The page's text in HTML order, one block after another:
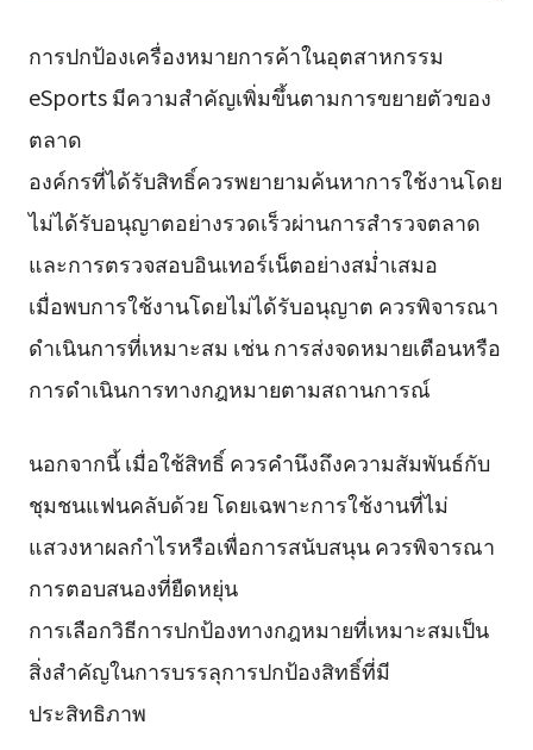
การปกป้องเครื่องหมายการค้าในอุตสาหกรรม
eSports มีความสำคัญเพิ่มขึ้นตามการขยายตัวของ
ตลาด
องค์กรที่ได้รับสิทธิ์ควรพยายามค้นหาการใช้งานโดย
ไม่ได้รับอนุญาตอย่างรวดเร็วผ่านการสำรวจตลาด
และการตรวจสอบอินเทอร์เน็ตอย่างสม่ำเสมอ
เมื่อพบการใช้งานโดยไม่ได้รับอนุญาต ควรพิจารณา
ดำเนินการที่เหมาะสม เช่น การส่งจดหมายเตือนหรือ
การดำเนินการทางกฎหมายตามสถานการณ์
นอกจากนี้ เมื่อใช้สิทธิ์ ควรคำนึงถึงความสัมพันธ์กับ
ชุมชนแฟนคลับด้วย โดยเฉพาะการใช้งานที่ไม่
แสวงหาผลกำไรหรือเพื่อการสนับสนุน ควรพิจารณา
การตอบสนองที่ยืดหยุ่น
การเลือกวิธีการปกป้องทางกฎหมายที่เหมาะสมเป็น
สิ่งสำคัญในการบรรลุการปกป้องสิทธิ์ที่มี
ประสิทธิภาพ